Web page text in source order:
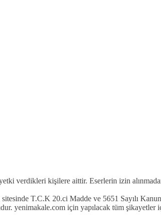
verdikleri kişilere aittir. Eserlerin izin
T.C.K 20.ci Madde ve 5651 Sayılı
yenimakale.com için yapılacak tüm